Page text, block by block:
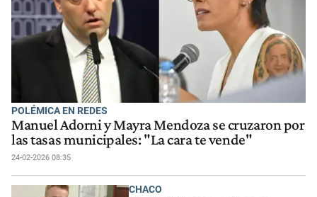
POLÉMICA EN REDES
Manuel Adorni y Mayra Mendoza se cruzaron por
las tasas municipales: "La cara te vende"
24-02-2026 08:35
CHACO